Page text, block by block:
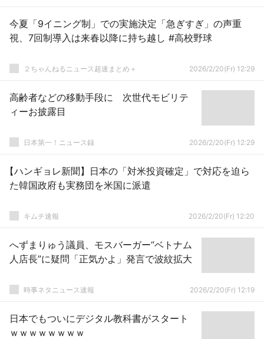
今夏「9イニング制」での実施決定「急ぎすぎ」の声重
視、7回制導入は来春以降に持ち越し #高校野球
２ちゃんねるニュース超速まとめ＋ 2026/2/20(Fr) 12:29
高齢者などの移動手段に 次世代モビリテ
ィーお披露目
日本第一！ニュース録 2026/2/20(Fr) 12:29
【ハンギョレ新聞】日本の「対米投資確定」で対応を迫ら
た韓国政府も実務団を米国に派遣
キムチ速報 2026/2/20(Fr) 12:20
へずまりゅう議員、モスバーガー“ベトナム
人店長”に疑問「正気かよ」発言で波紋拡大
時事ネタニュース速報 2026/2/20(Fr) 12:19
日本でもついにデジタル教科書がスタート
ｗｗｗｗｗｗｗｗ